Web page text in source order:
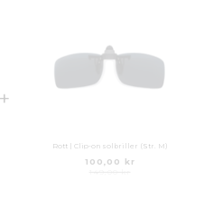
+
Rott | Clip-on solbriller (Str. M)
100,00 kr